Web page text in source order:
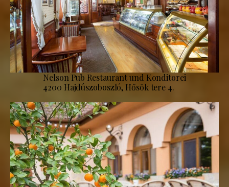
Nelson Pub Restaurant und Konditorei
4200 Hajdúszoboszló, Hősök tere 4.